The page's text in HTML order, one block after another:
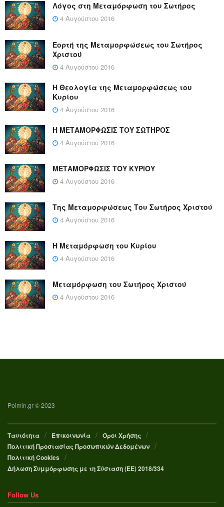
Λόγος στη Μεταμόρφωση του Σωτήρος
4 Αυγούστου 2016
Εορτή της Μεταμορφώσεως του Σωτήρος
Χριστού
4 Αυγούστου 2016
Η Θεολογία της Μεταμορφώσεως του
Κυρίου
4 Αυγούστου 2016
Η ΜΕΤΑΜΟΡΦΩΣΙΣ ΤΟΥ ΣΩΤΗΡΟΣ
4 Αυγούστου 2016
ΜΕΤΑΜΟΡΦΩΣΙΣ ΤΟΥ ΚΥΡΙΟΥ
4 Αυγούστου 2016
Της Μεταμορφώσεως Του Σωτήρος Χριστού
4 Αυγούστου 2016
Η Μεταμόρφωση του Κυρίου
4 Αυγούστου 2016
Μεταμόρφωση του Σωτήρος Χριστού
4 Αυγούστου 2016
Poimin.gr © 2023
Ταυτότητα Επικοινωνία
Όροι Χρήσης
Πολιτική Προστασίας Προσωπικών Δεδομένων
Πολιτική Cookies
Δήλωση Συμμόρφωσης με τη Σύσταση (ΕΕ) 2018/334
Follow Us